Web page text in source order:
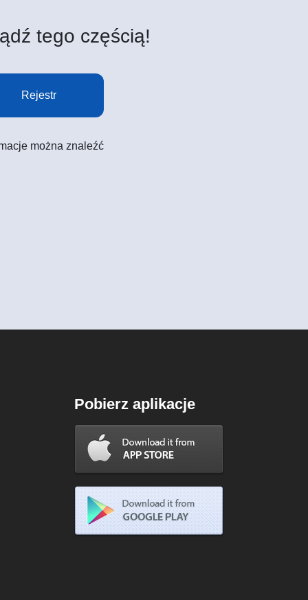
tego częścią!
Rejestr
można znaleźć
Pobierz aplikacje